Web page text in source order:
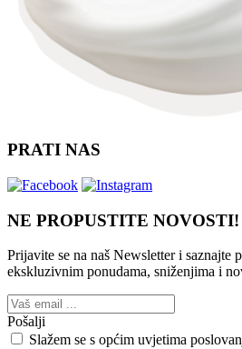
PRATI NAS
NE PROPUSTITE NOVOSTI!
Prijavite se na naš Newsletter i saznajte
ekskluzivnim ponudama, sniženjima i
Pošalji
Slažem se s općim uvjetima